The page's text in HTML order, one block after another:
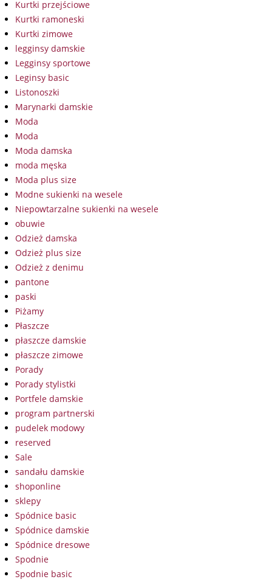
Kurtki przejściowe
Kurtki ramoneski
Kurtki zimowe
legginsy damskie
Legginsy sportowe
Leginsy basic
Listonoszki
Marynarki damskie
Moda
Moda
Moda damska
moda męska
Moda plus size
Modne sukienki na wesele
Niepowtarzalne sukienki na wesele
obuwie
Odzież damska
Odzież plus size
Odzież z denimu
pantone
paski
Piżamy
Płaszcze
płaszcze damskie
płaszcze zimowe
Porady
Porady stylistki
Portfele damskie
program partnerski
pudelek modowy
reserved
Sale
sandału damskie
shoponline
sklepy
Spódnice basic
Spódnice damskie
Spódnice dresowe
Spodnie
Spodnie basic